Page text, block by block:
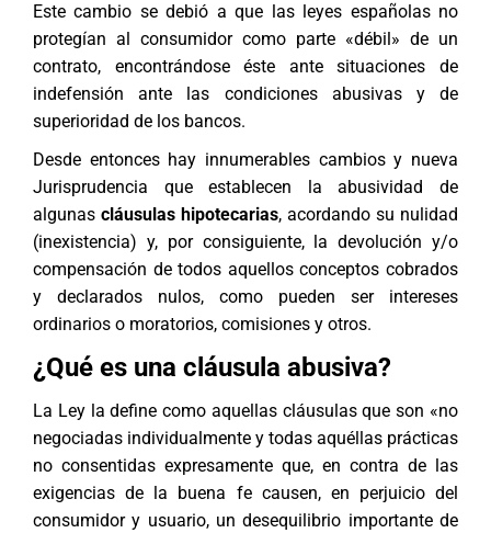
Este cambio se debió a que las leyes españolas no
protegían al consumidor como parte «débil» de un
contrato, encontrándose éste ante situaciones de
indefensión ante las condiciones abusivas y de
superioridad de los bancos.
Desde entonces hay innumerables cambios y nueva
Jurisprudencia que establecen la abusividad de
algunas cláusulas hipotecarias, acordando su nulidad
(inexistencia) y, por consiguiente, la devolución y/o
compensación de todos aquellos conceptos cobrados
y declarados nulos, como pueden ser intereses
ordinarios o moratorios, comisiones y otros.
¿Qué es una cláusula abusiva?
La Ley la define como aquellas cláusulas que son «no
negociadas individualmente y todas aquéllas prácticas
no consentidas expresamente que, en contra de las
exigencias de la buena fe causen, en perjuicio del
consumidor y usuario, un desequilibrio importante de